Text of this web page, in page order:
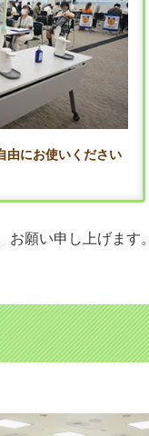
由にお使いください
願い申し上げます。